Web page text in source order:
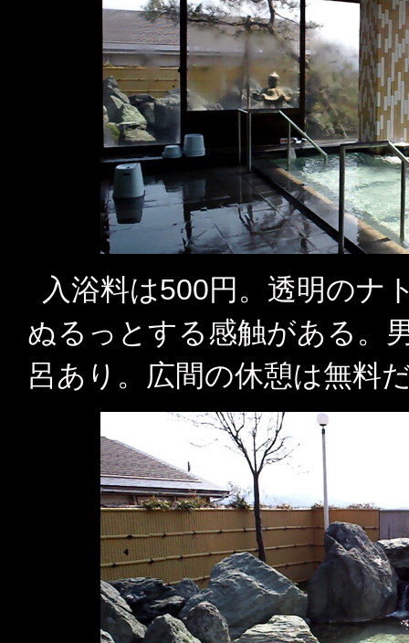
入浴料は500円。透明のナ
ぬるっとする感触がある。
呂あり。広間の休憩は無料